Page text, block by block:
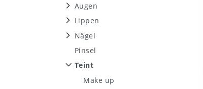
Augen
Lippen
Nägel
Pinsel
Teint
Make up